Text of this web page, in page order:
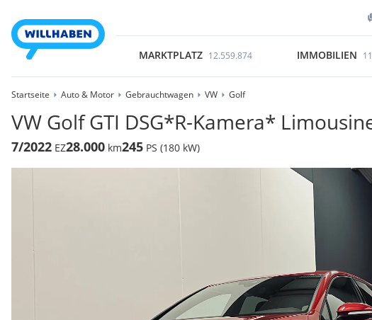
MARKTPLATZ 12.559.874 IMMOBILIEN
Startseite Auto & Motor Gebrauchtwagen VW Golf
VW Golf GTI DSG*R-Kamera*
7/2022 EZ28.000 km245 PS (180 kW)